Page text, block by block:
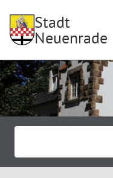
Stadt
Neuenrade